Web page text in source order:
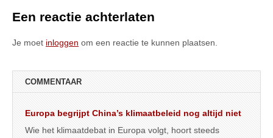
Een reactie achterlaten
Je moet inloggen om een reactie te kunnen plaatsen.
COMMENTAAR
Europa begrijpt China’s klimaatbeleid nog altijd niet
Wie het klimaatdebat in Europa volgt, hoort steeds